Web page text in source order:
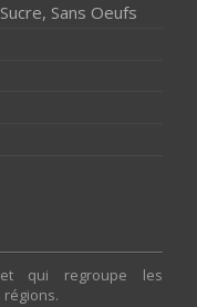
Sans Oeufs
qui regroupe les